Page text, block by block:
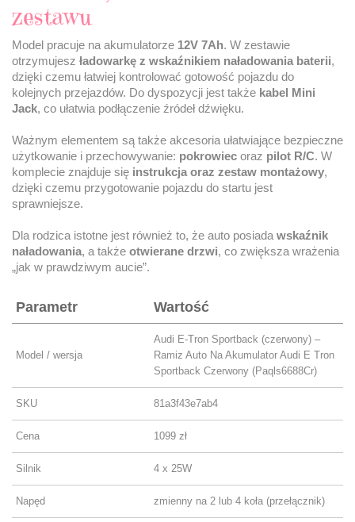
zestawu
Model pracuje na akumulatorze 12V 7Ah. W zestawie
otrzymujesz ładowarkę z wskaźnikiem naładowania baterii,
dzięki czemu łatwiej kontrolować gotowość pojazdu do
kolejnych przejazdów. Do dyspozycji jest także kabel Mini
Jack, co ułatwia podłączenie źródeł dźwięku.
Ważnym elementem są także akcesoria ułatwiające bezpieczne
użytkowanie i przechowywanie: pokrowiec oraz pilot R/C. W
komplecie znajduje się instrukcja oraz zestaw montażowy,
dzięki czemu przygotowanie pojazdu do startu jest
sprawniejsze.
Dla rodzica istotne jest również to, że auto posiada wskaźnik
naładowania, a także otwierane drzwi, co zwiększa wrażenia
„jak w prawdziwym aucie”.
Parametr Wartość
Model / wersja
Audi E-Tron Sportback (czerwony) –
Ramiz Auto Na Akumulator Audi E Tron
Sportback Czerwony (Paqls6688Cr)
SKU 81a3f43e7ab4
Cena 1099 zł
Silnik 4 x 25W
Napęd zmienny na 2 lub 4 koła (przełącznik)